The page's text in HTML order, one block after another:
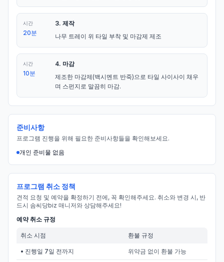
시간
20분
3. 제작
나무 트레이 위 타일 부착 및 마감제 제조
시간
10분
4. 마감
제조한 마감제(백시멘트 반죽)으로 타일 사이사이 채우
며 스펀지로 말끔히 마감.
준비사항
프로그램 진행을 위해 필요한 준비사항들을 확인해보세요.
개인 준비물 없음
프로그램 취소 정책
견적 요청 및 예약을 확정하기 전에, 꼭 확인해주세요. 취소와 변경 시, 반
드시 솜씨당biz 매니저와 상담해주세요!
예약 취소 규정
취소 시점 환불 규정
• 진행일 7일 전까지 위약금 없이 환불 가능